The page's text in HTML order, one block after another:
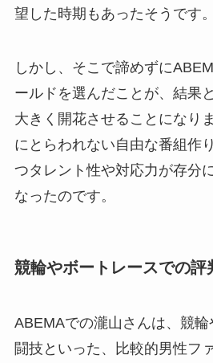
望した時期もあったそうです。
しかし、そこで諦めずに
ールドを選んだことが、結果
大きく開花させることになり
にとらわれない自由な番組作
つタレント性や対応力が存分
なったのです。
競輪やボートレースでの評
ABEMAでの瀧山さんは、競
闘技といった、比較的男性フ